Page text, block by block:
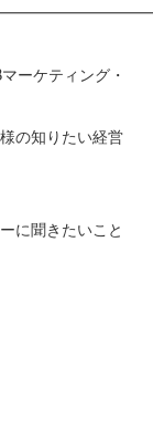
ーケティング・
の知りたい経営
に聞きたいこと